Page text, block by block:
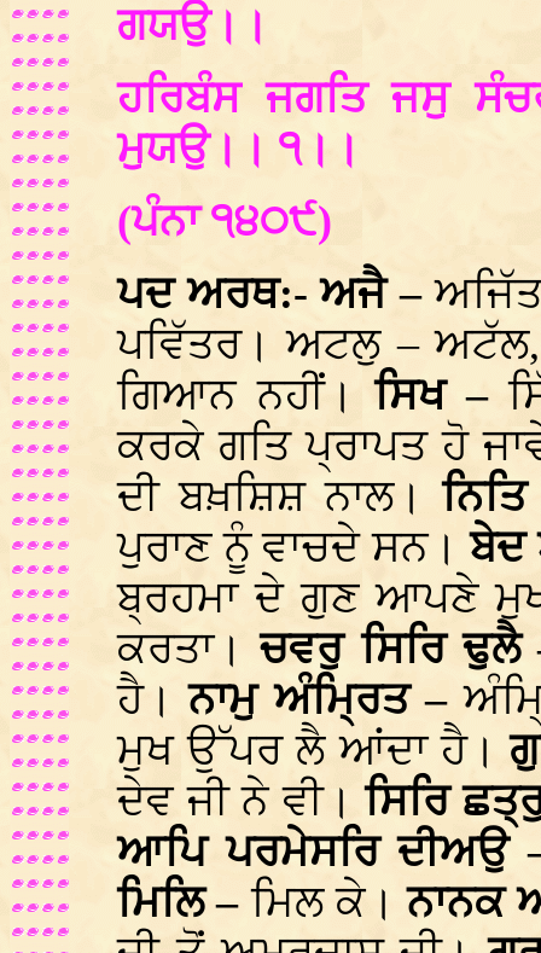
ਗਯਉ।।
ਹਰਿਬੰਸ ਜਗਤਿ ਜਸੁ
ਮੁਯਉ।। ੧।।
(ਪੰਨਾ ੧੪੦੯)
ਪਦ ਅਰਥ:- ਅਜੈ –
ਪਵਿੱਤਰ। ਅਟਲੁ – ਅਟੱਲ,
ਗਿਆਨ ਨਹੀਂ।ਸਿਖ –
ਕਰਕੇ ਗਤਿ ਪ੍ਰਾਪਤ ਹੋ
ਦੀ ਬਖ਼ਸ਼ਿਸ਼ ਨਾਲ।
ਪੁਰਾਣ ਨੂੰ ਵਾਚਦੇ ਸਨ।ਬੇਦ
ਬ੍ਰਹਮਾ ਦੇ ਗੁਣ ਆਪਣੇ
ਕਰਤਾ।ਚਵਰੁ ਸਿਰਿ
ਹੈ।ਨਾਮੁ ਅੰਮ੍ਰਿਤ –
ਮੁਖ ਉੱਪਰ ਲੈ ਆਂਦਾ ਹੈ।
ਦੇਵ ਜੀ ਨੇ ਵੀ।ਸਿਰਿ
ਆਪਿ ਪਰਮੇਸਰਿ ਦੀਅਉ
ਮਿਲਿ –ਮਿਲ ਕੇ।ਨਾਨਕ